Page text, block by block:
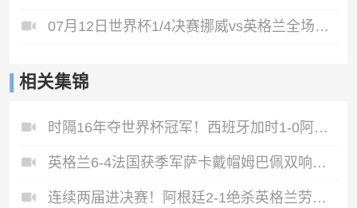
07月12日世界杯1/4决赛挪威vs英格兰全场录像
相关集锦
时隔16年夺世界杯冠军！西班牙加时1-0阿根廷费兰制胜恩佐染红
英格兰6-4法国获季军萨卡戴帽姆巴佩双响创纪录奥利塞2助+失良机
连续两届进决赛！阿根廷2-1绝杀英格兰劳塔罗恩佐破门梅西两助攻